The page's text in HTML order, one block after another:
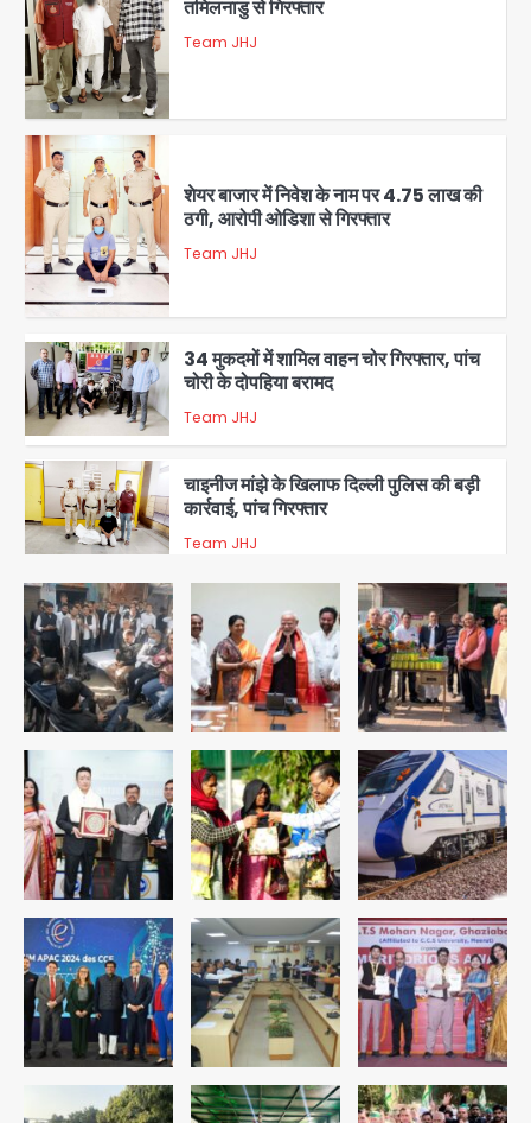
1
तमिलनाडु से गिरफ्तार
Team JHJ
शेयर बाजार में निवेश के नाम पर 4.75 लाख की
ठगी, आरोपी ओडिशा से गिरफ्तार
Team JHJ
3
34 मुकदमों में शामिल वाहन चोर गिरफ्तार, पांच
चोरी के दोपहिया बरामद
Team JHJ
चाइनीज मांझे के खिलाफ दिल्ली पुलिस की बड़ी
कार्रवाई, पांच गिरफ्तार
Team JHJ
5
चोरी के मोबाइल से बैंक खाते खाली करने वाला
अंतरराज्यीय साइबर गिरोह पकड़ा, 9 गिरफ्तार
Team JHJ